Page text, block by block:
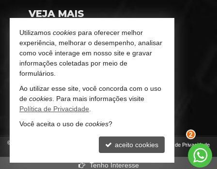
VEJA MAIS
Consultoria Imobiliária Personalizada
trabalhe conosco
Indicadores Financeiros
Imóveis Favoritos
Mapa de Imóveis
© Política de Privacidade
2
Tenho Interesse
Utilizamos cookies para oferecer melhor
experiência, melhorar o desempenho, analisar
como você interage em nosso site e gravar
informações coletadas por meio de
formulários.
Ao utilizar esse site, você concorda com o uso
de cookies . Para mais informações visite
Política de Privacidade
Você aceita o uso de cookies?
aceito cookies